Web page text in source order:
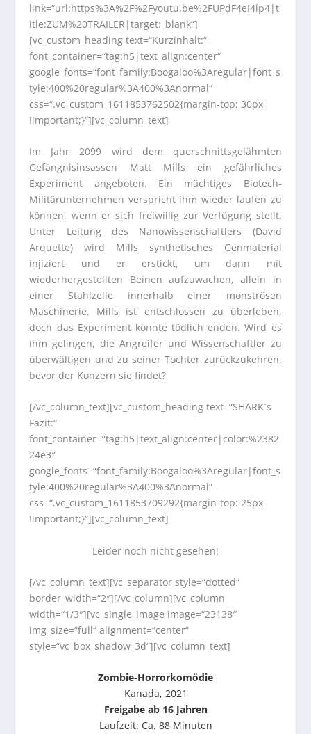
link=“url:https%3A%2F%2Fyoutu.be%2FUPdF4eI4lp4|t
itle:ZUM%20TRAILER|target:_blank“]
[vc_custom_heading text=“Kurzinhalt:“
font_container=“tag:h5|text_align:center“
google_fonts=“font_family:Boogaloo%3Aregular|font_s
tyle:400%20regular%3A400%3Anormal“
css=“.vc_custom_1611853762502{margin-top: 30px
!important;}“][vc_column_text]
Im Jahr 2099 wird dem querschnittsgelähmten
Gefängnisinsassen Matt Mills ein gefährliches
Experiment angeboten. Ein mächtiges Biotech-
Militärunternehmen verspricht ihm wieder laufen zu
können, wenn er sich freiwillig zur Verfügung stellt.
Unter Leitung des Nanowissenschaftlers (David
Arquette) wird Mills synthetisches Genmaterial
injiziert und er erstickt, um dann mit
wiederhergestellten Beinen aufzuwachen, allein in
einer Stahlzelle innerhalb einer monströsen
Maschinerie. Mills ist entschlossen zu überleben,
doch das Experiment könnte tödlich enden. Wird es
ihm gelingen, die Angreifer und Wissenschaftler zu
überwältigen und zu seiner Tochter zurückzukehren,
bevor der Konzern sie findet?
[/vc_column_text][vc_custom_heading text=“SHARK´s
Fazit:“
font_container=“tag:h5|text_align:center|color:%2382
24e3″
google_fonts=“font_family:Boogaloo%3Aregular|font_s
tyle:400%20regular%3A400%3Anormal“
css=“.vc_custom_1611853709292{margin-top: 25px
!important;}“][vc_column_text]
Leider noch nicht gesehen!
[/vc_column_text][vc_separator style=“dotted“
border_width=“2″][/vc_column][vc_column
width=“1/3″][vc_single_image image=“23138″
img_size=“full“ alignment=“center“
style=“vc_box_shadow_3d“][vc_column_text]
Zombie-Horrorkomödie
Kanada, 2021
Freigabe ab 16 Jahren
Laufzeit: Ca. 88 Minuten